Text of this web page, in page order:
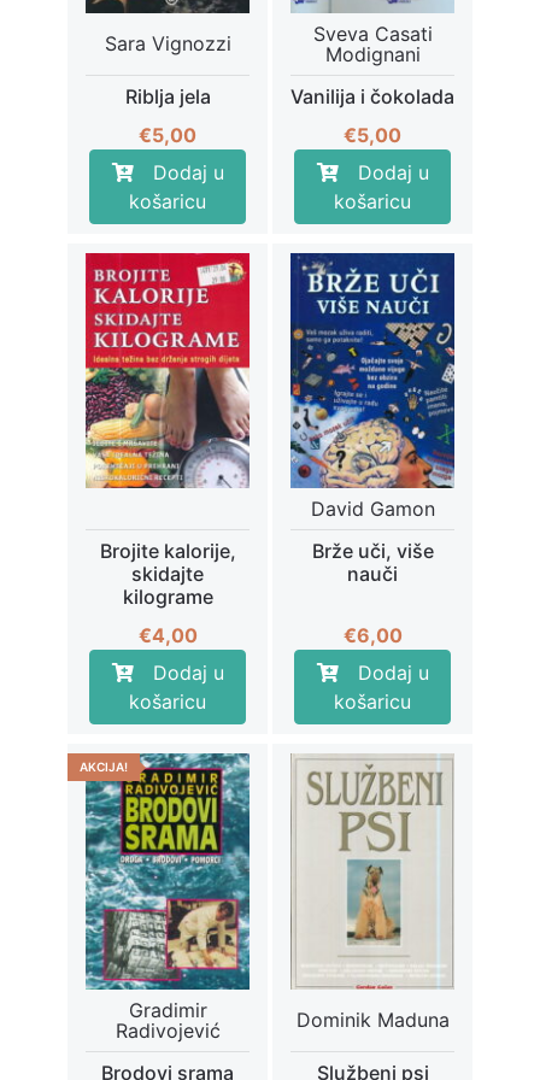
Sara Vignozzi
Riblja jela
€5,00
Dodaj u
košaricu
Sveva Casati
Modignani
Vanilija i čokolada
€5,00
Dodaj u
košaricu
Brojite kalorije,
skidajte
kilograme
€4,00
Dodaj u
košaricu
David Gamon
Brže uči, više
nauči
€6,00
Dodaj u
košaricu
AKCIJA!
Gradimir
Radivojević
Brodovi srama
Dominik Maduna
Službeni psi